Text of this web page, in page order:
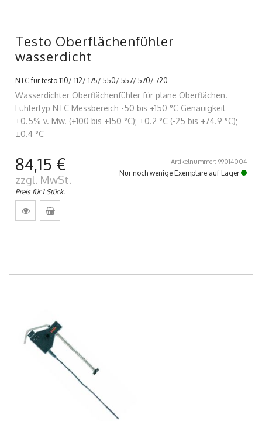
Testo Oberflächenfühler
wasserdicht
NTC für testo 110/ 112/ 175/ 550/ 557/ 570/ 720
Wasserdichter Oberflächenfühler für plane Oberflächen.
Fühlertyp NTC Messbereich -50 bis +150 °C Genauigkeit
±0.5% v. Mw. (+100 bis +150 °C); ±0.2 °C (-25 bis +74.9 °C);
±0.4 °C
84,15 €
zzgl. MwSt.
Preis für 1 Stück.
Artikelnummer: 99014004
Nur noch wenige Exemplare auf Lager